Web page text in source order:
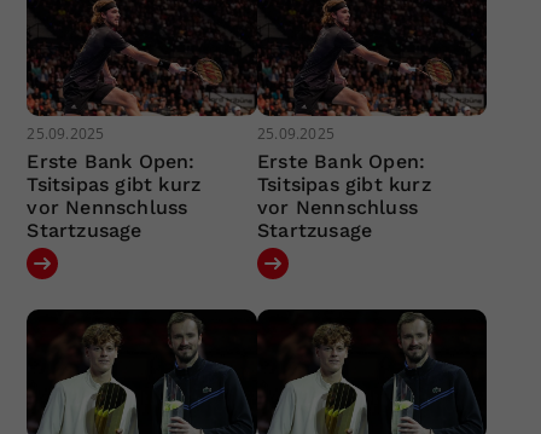
25.09.2025
Erste Bank Open:
Tsitsipas gibt kurz
vor Nennschluss
Startzusage
25.09.2025
Erste Bank Open:
Tsitsipas gibt kurz
vor Nennschluss
Startzusage